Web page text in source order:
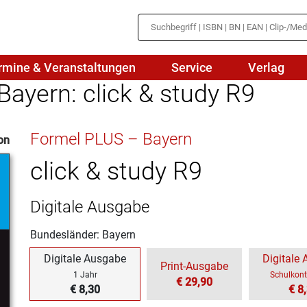
Medienbildung
Naturwissenschaften/NuT
Physik
Politik
Religion
Spanisch
& Veranstaltungen Service Verlag
click & study R9
Formel PLUS – Bayern
click & study R9
Digitale Ausgabe
Bundesländer: Bayern
Digitale Ausgabe
1 Jahr
€ 8,30
Print-Ausgabe
€ 29,90
Digitale
€